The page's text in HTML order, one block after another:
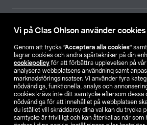
Vi på Clas Ohlson använder cookies
Genom att trycka ”Acceptera alla cookies”
lagrar cookies och andra spårtekniker på din
cookiepolicy för att förbättra upplevelsen på vår
analysera webbplatsens användning samt
marknadsföringsinsatser. Vi använder fyra
nödvändiga, funktionella, analys och
cookies krävs inte ditt samtycke eftersom dessa
nödvändiga för att innehållet på webbplatsen
du istället vill skräddarsy dina val kan du trycka
samtycke är frivilligt och kan återkallas när som
Hitta butik
SE NO FI